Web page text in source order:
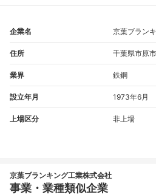
企業名 京葉ブラン
住所 千葉県市原
業界 鉄鋼
設立年月 1973年6月
上場区分 非上場
京葉ブランキング工業株式会社
事業・業種類似企業